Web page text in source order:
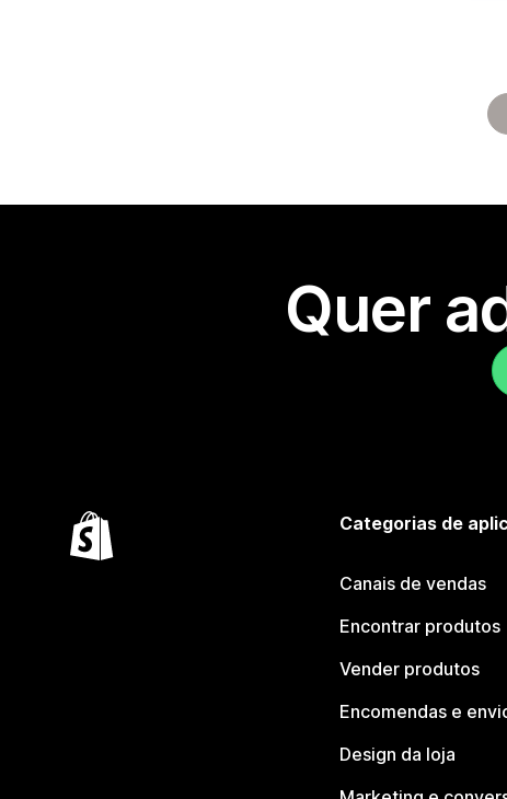
Quer
Categorias de
Canais de vendas
Encontrar produtos
Vender produtos
Encomendas e
Design da loja